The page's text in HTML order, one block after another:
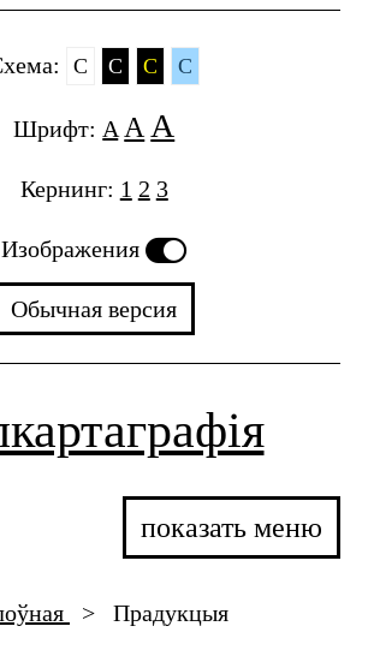
C C C C
Шрифт: A A A
Кернинг: 1 2 3
Изображения
Обычная версия
показать меню
> Прадукцыя